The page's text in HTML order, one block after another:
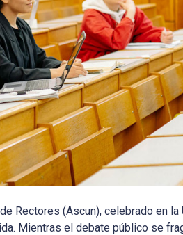
Rectores (Ascun), celebrado en
Mientras el debate público se